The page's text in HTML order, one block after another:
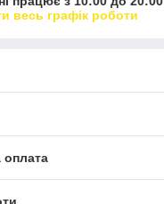
весь графік роботи
оплата